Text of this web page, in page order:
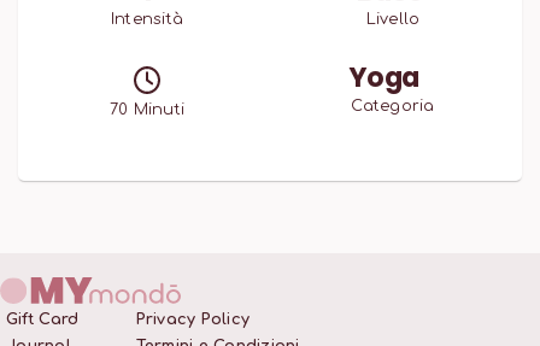
Intensità Livello
70 Minuti
Yoga
Categoria
Gift Card
Privacy Policy